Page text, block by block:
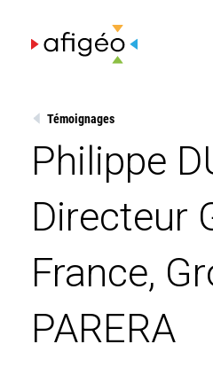
content
Témoignages
Philippe
Directeur
France,
PARERA